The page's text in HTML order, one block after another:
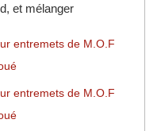
et mélanger